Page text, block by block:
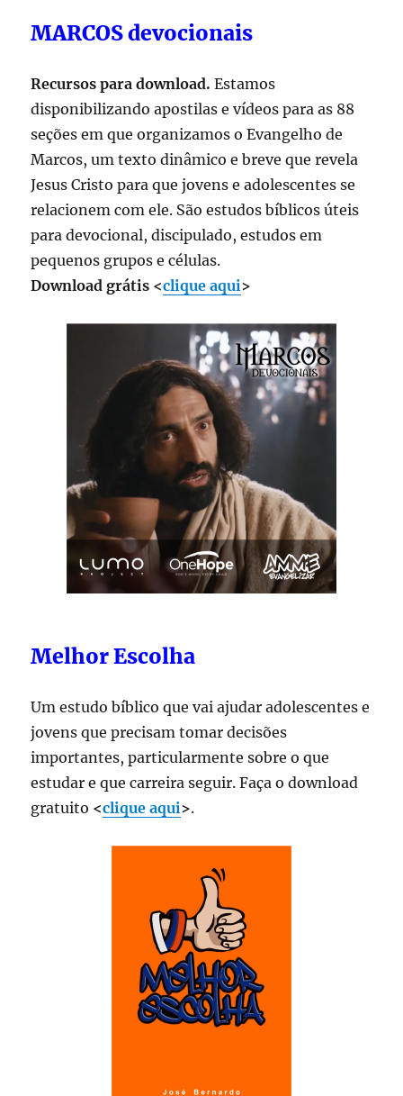
MARCOS devocionais
Recursos para download. Estamos
disponibilizando apostilas e vídeos para as 88
seções em que organizamos o Evangelho de
Marcos, um texto dinâmico e breve que revela
Jesus Cristo para que jovens e adolescentes se
relacionem com ele. São estudos bíblicos úteis
para devocional, discipulado, estudos em
pequenos grupos e células.
Download grátis <clique aqui>
Melhor Escolha
Um estudo bíblico que vai ajudar adolescentes e
jovens que precisam tomar decisões
importantes, particularmente sobre o que
estudar e que carreira seguir. Faça o download
gratuito <clique aqui>.